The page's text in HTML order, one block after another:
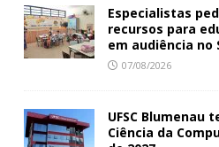
Especialistas
recursos para
em audiência no
07/08/2026
UFSC Blumenau
Ciência da